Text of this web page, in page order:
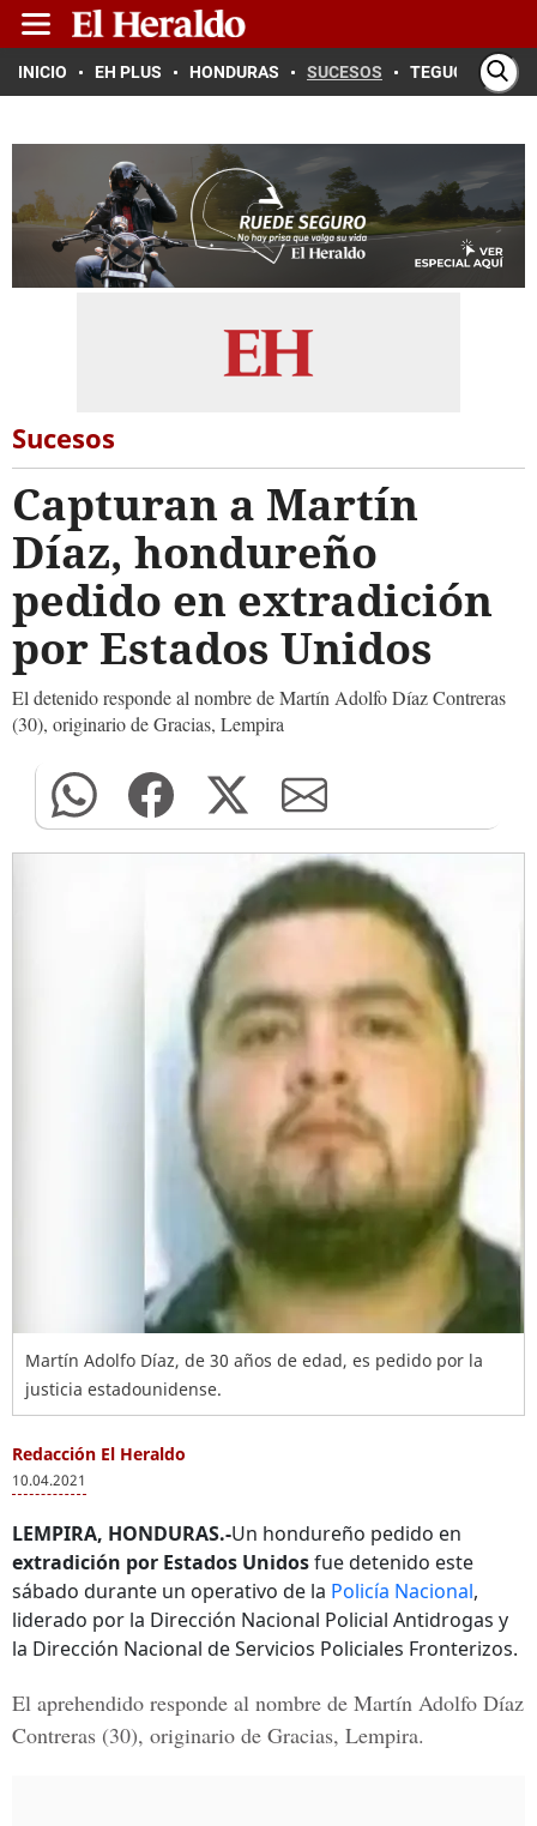
INICIO EH PLUS HONDURAS SUCESOS TEGUCIGALPA
Sucesos
Capturan a Martín
Díaz, hondureño
pedido en extradición
por Estados Unidos
El detenido responde al nombre de Martín Adolfo Díaz Contreras
(30), originario de Gracias, Lempira
Martín Adolfo Díaz, de 30 años de edad, es pedido por la
justicia estadounidense.
Redacción El Heraldo
10.04.2021
LEMPIRA, HONDURAS.-Un hondureño pedido en
extradición por Estados Unidosfue detenido este
sábado durante un operativo de la Policía Nacional,
liderado por la Dirección Nacional Policial Antidrogas y
la Dirección Nacional de Servicios Policiales Fronterizos.
El aprehendido responde al nombre de Martín Adolfo Díaz
Contreras (30), originario de Gracias, Lempira.